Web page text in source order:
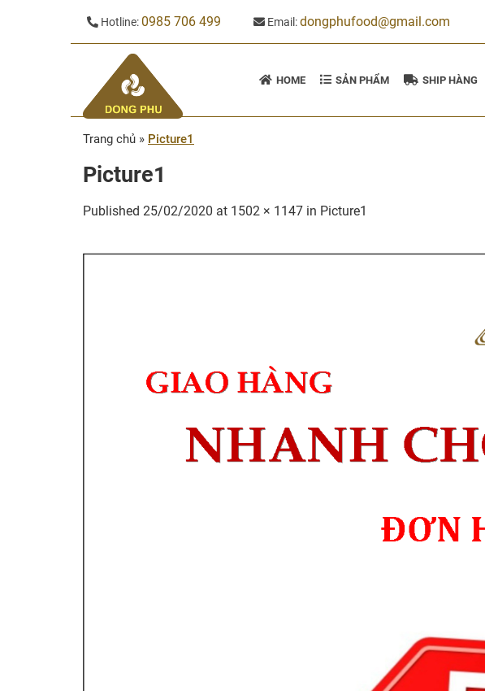
Hotline: 0985 706 499 Email:dongphufood@gmail.com
HOME SẢN PHẨM SHIP HÀNG
Trang chủ » Picture1
Picture1
Published 25/02/2020 at 1502 × 1147 in Picture1